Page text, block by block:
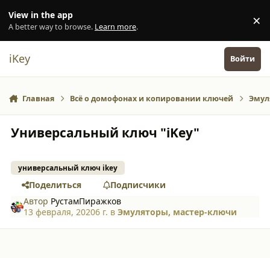
View in the app
A better way to browse. Learn more. ×
iKey Войти
Главная Всё о домофонах и копировании ключей
Универсальный ключ "iKey"
универсальный ключ ikey
Поделиться
Подписчики
Автор РустамПиражков
13 февраля, 20206 г. вЭмуляторы, мастер-ключи